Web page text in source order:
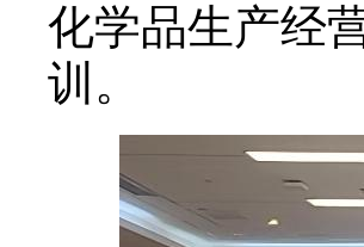
化学品生产经
训。